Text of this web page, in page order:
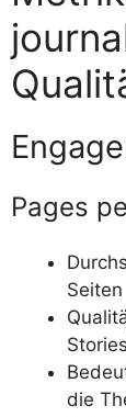
Pages
Seiten
die